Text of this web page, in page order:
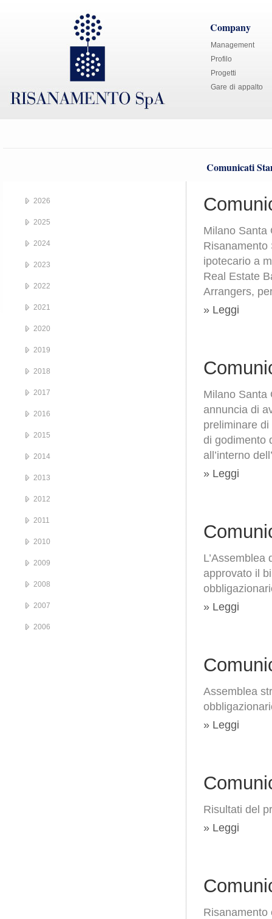
Company
Management
Profilo
Progetti
Gare di appalto
Comunicati
Milano Santa
Risanamento
ipotecario a
Real Estate
Arrangers,
» Leggi
Milano Santa
annuncia di
preliminare
di godimento
all’interno
» Leggi
approvato il
» Leggi
Assemblea
» Leggi
Risultati del
» Leggi
Risanamento
2026
2025
2024
2023
2022
2021
2020
2019
2018
2017
2016
2015
2014
2013
2012
2011
2010
2009
2008
2007
2006